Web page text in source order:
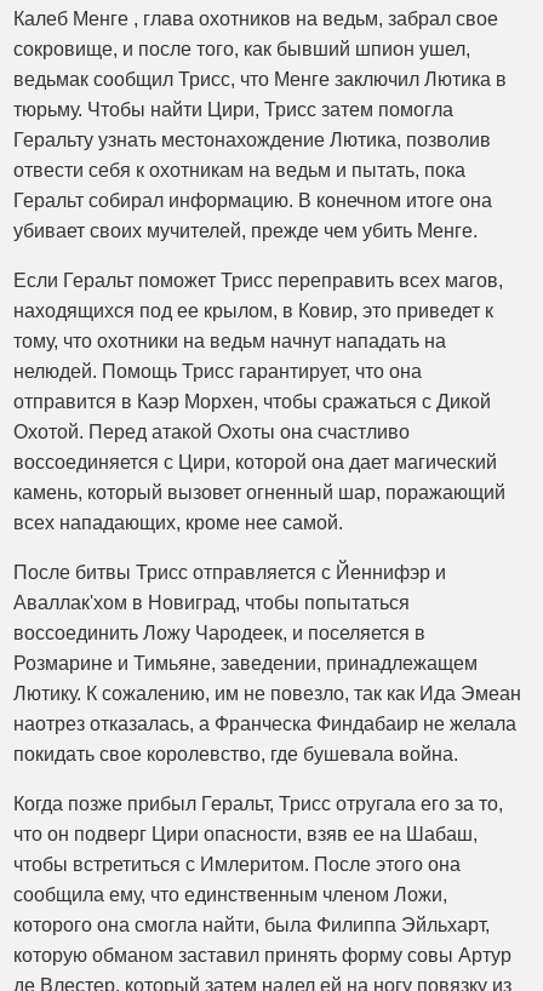
Калеб Менге , глава охотников на ведьм, забрал свое
сокровище, и после того, как бывший шпион ушел,
ведьмак сообщил Трисс, что Менге заключил Лютика в
тюрьму. Чтобы найти Цири, Трисс затем помогла
Геральту узнать местонахождение Лютика, позволив
отвести себя к охотникам на ведьм и пытать, пока
Геральт собирал информацию. В конечном итоге она
убивает своих мучителей, прежде чем убить Менге.
Если Геральт поможет Трисс переправить всех магов,
находящихся под ее крылом, в Ковир, это приведет к
тому, что охотники на ведьм начнут нападать на
нелюдей. Помощь Трисс гарантирует, что она
отправится в Каэр Морхен, чтобы сражаться с Дикой
Охотой. Перед атакой Охоты она счастливо
воссоединяется с Цири, которой она дает магический
камень, который вызовет огненный шар, поражающий
всех нападающих, кроме нее самой.
После битвы Трисс отправляется с Йеннифэр и
Аваллак'хом в Новиград, чтобы попытаться
воссоединить Ложу Чародеек, и поселяется в
Розмарине и Тимьяне, заведении, принадлежащем
Лютику. К сожалению, им не повезло, так как Ида Эмеан
наотрез отказалась, а Франческа Финдабаир не желала
покидать свое королевство, где бушевала война.
Когда позже прибыл Геральт, Трисс отругала его за то,
что он подверг Цири опасности, взяв ее на Шабаш,
чтобы встретиться с Имлеритом. После этого она
сообщила ему, что единственным членом Ложи,
которого она смогла найти, была Филиппа Эйльхарт,
которую обманом заставил принять форму совы Артур
де Влестер, который затем надел ей на ногу повязку из